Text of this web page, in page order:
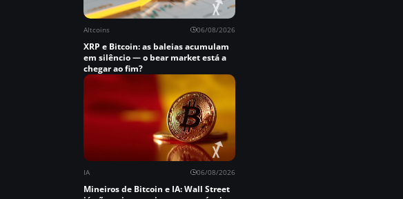
Altcoins 06/08/2026
XRP e Bitcoin: as baleias acumulam
em silêncio — o bear market está a
chegar ao fim?
IA 06/08/2026
Mineiros de Bitcoin e IA: Wall Street